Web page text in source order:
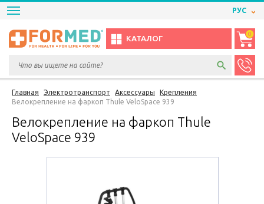
РУС
КАТАЛОГ
0
Главная Электротранспорт Аксессуары
Крепления
Велокрепление на фаркоп Thule VeloSpace 939
Велокрепление на фаркоп Thule
VeloSpace 939